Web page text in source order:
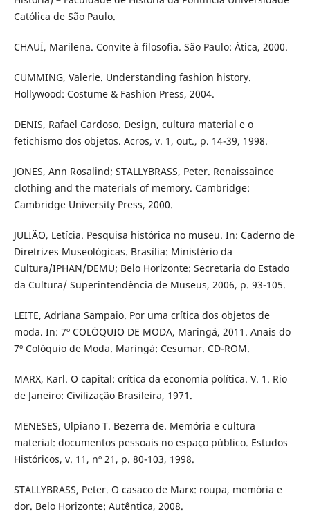
Católica de São Paulo.
CHAUÍ, Marilena. Convite à filosofia. São Paulo: Ática, 2000.
CUMMING, Valerie. Understanding fashion history.
Hollywood: Costume & Fashion Press, 2004.
DENIS, Rafael Cardoso. Design, cultura material e o
fetichismo dos objetos. Acros, v. 1, out., p. 14-39, 1998.
JONES, Ann Rosalind; STALLYBRASS, Peter. Renaissaince
clothing and the materials of memory. Cambridge:
Cambridge University Press, 2000.
JULIÃO, Letícia. Pesquisa histórica no museu. In: Caderno de
Diretrizes Museológicas. Brasília: Ministério da
Cultura/IPHAN/DEMU; Belo Horizonte: Secretaria do Estado
da Cultura/ Superintendência de Museus, 2006, p. 93-105.
LEITE, Adriana Sampaio. Por uma crítica dos objetos de
moda. In: 7º COLÓQUIO DE MODA, Maringá, 2011. Anais do
7º Colóquio de Moda. Maringá: Cesumar. CD-ROM.
MARX, Karl. O capital: crítica da economia política. V. 1. Rio
de Janeiro: Civilização Brasileira, 1971.
MENESES, Ulpiano T. Bezerra de. Memória e cultura
material: documentos pessoais no espaço público. Estudos
Históricos, v. 11, nº 21, p. 80-103, 1998.
STALLYBRASS, Peter. O casaco de Marx: roupa, memória e
dor. Belo Horizonte: Autêntica, 2008.